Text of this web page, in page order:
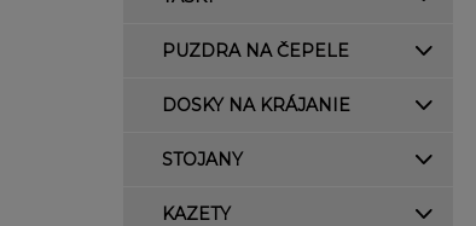
PUZDRA NA ČEPELE
DOSKY NA KRÁJANIE
STOJANY
KAZETY